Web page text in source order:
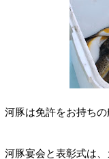
河豚は免許をお持ち
河豚宴会と表彰式は